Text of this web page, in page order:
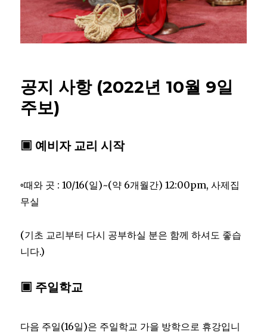
공지 사항 (2022년 10월 9일
주보)
▣ 예비자 교리 시작
◦때와 곳 : 10/16(일)~(약 6개월간) 12:00pm, 사제집
무실
(기초 교리부터 다시 공부하실 분은 함께 하셔도 좋습
니다.)
▣ 주일학교
다음 주일(16일)은 주일학교 가을 방학으로 휴강입니